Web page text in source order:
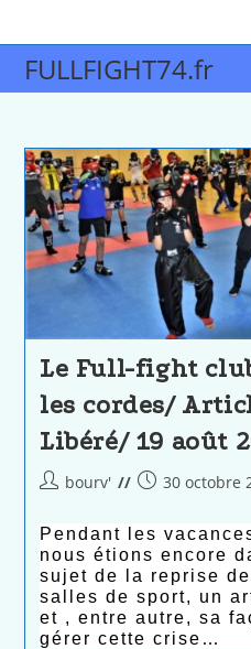
FULLFIGHT74.fr
Le Full-fight
les cordes/
Libéré/ 19 août
bourv' 30 octobre
Pendant les
nous étions encore
sujet de la reprise
salles de sport, un
et , entre autre, sa
gérer cette crise…